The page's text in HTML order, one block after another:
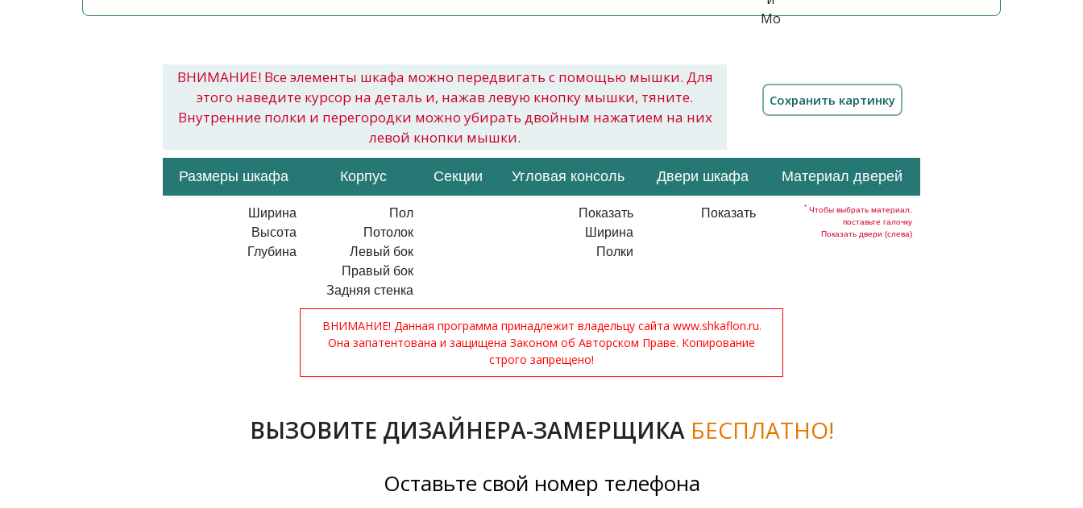
ВНИМАНИЕ! Все элементы шкафа можно передвигать с помощью мышки. Для
этого наведите курсор на деталь и, нажав левую кнопку мышки, тяните.
Внутренние полки и перегородки можно убирать двойным нажатием на них
левой кнопки мышки.
Размеры шкафа Корпус Секции Угловая консоль Двери шкафа Материал дверей
Ширина
Высота
Глубина
Пол
Потолок
Левый бок
Правый бок
Задняя стенка
Показать
Ширина
Полки
Показать * Чтобы выбрать материал,
поставьте галочку
Показать двери (слева)
ВНИМАНИЕ! Данная программа принадлежит владельцу сайта www.shkaflon.ru.
Она запатентована и защищена Законом об Авторском Праве. Копирование
строго запрещено!
ВЫЗОВИТЕ ДИЗАЙНЕРА-ЗАМЕРЩИКА БЕСПЛАТНО!
Оставьте свой номер телефона